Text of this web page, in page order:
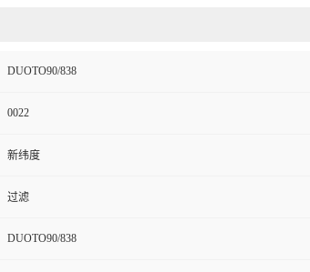
DUOTO90/838
0022
新纬度
过滤
DUOTO90/838